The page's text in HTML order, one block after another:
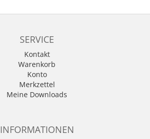
SERVICE
Kontakt
Warenkorb
Konto
Merkzettel
Meine Downloads
INFORMATIONEN